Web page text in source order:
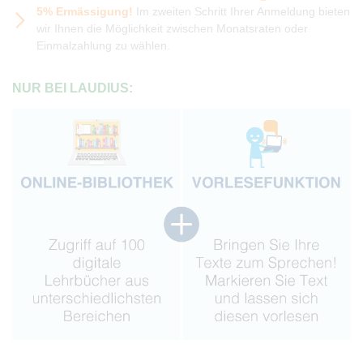
5% Ermässigung!
Im zweiten Schritt Ihrer Anmeldung bieten
wir Ihnen die Möglichkeit zwischen Monatsraten oder
Einmalzahlung zu wählen.
NUR BEI LAUDIUS: